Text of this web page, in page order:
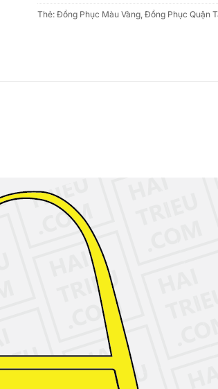
Thẻ: Đồng Phục Màu Vàng, Đồng Phục Quận